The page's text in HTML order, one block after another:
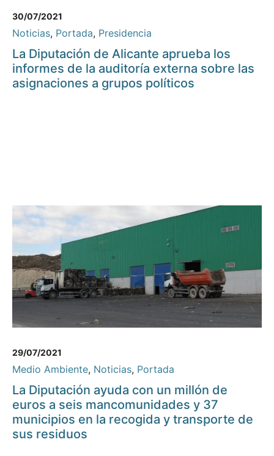
30/07/2021
Noticias, Portada, Presidencia
La Diputación de Alicante aprueba los
informes de la auditoría externa sobre las
asignaciones a grupos políticos
29/07/2021
Medio Ambiente, Noticias, Portada
La Diputación ayuda con un millón de
euros a seis mancomunidades y 37
municipios en la recogida y transporte de
sus residuos